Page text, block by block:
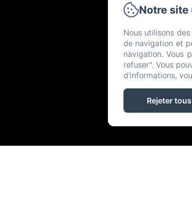
Notre
Nous utilisons
de navigation et
navigation. Vous
refuser". Vous
d'informations,
Rejeter